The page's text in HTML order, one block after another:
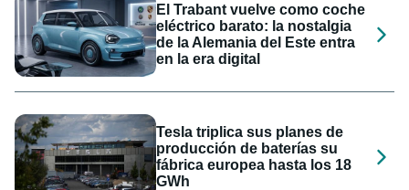
El Trabant vuelve como coche
eléctrico barato: la nostalgia
de la Alemania del Este entra
en la era digital
Tesla triplica sus planes de
producción de baterías su
fábrica europea hasta los 18
GWh